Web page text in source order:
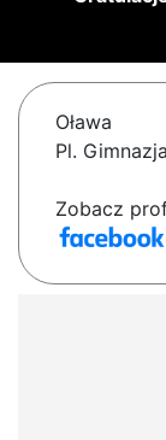
Oława
Pl.
Zobacz